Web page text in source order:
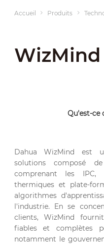
Accueil Produits
WizMind
Qu'est-ce
Dahua WizMind est
solutions composé
comprenant les IPC,
thermiques et plate-
algorithmes
l'industrie. En se
clients, WizMind
fiables et complètes
notamment le